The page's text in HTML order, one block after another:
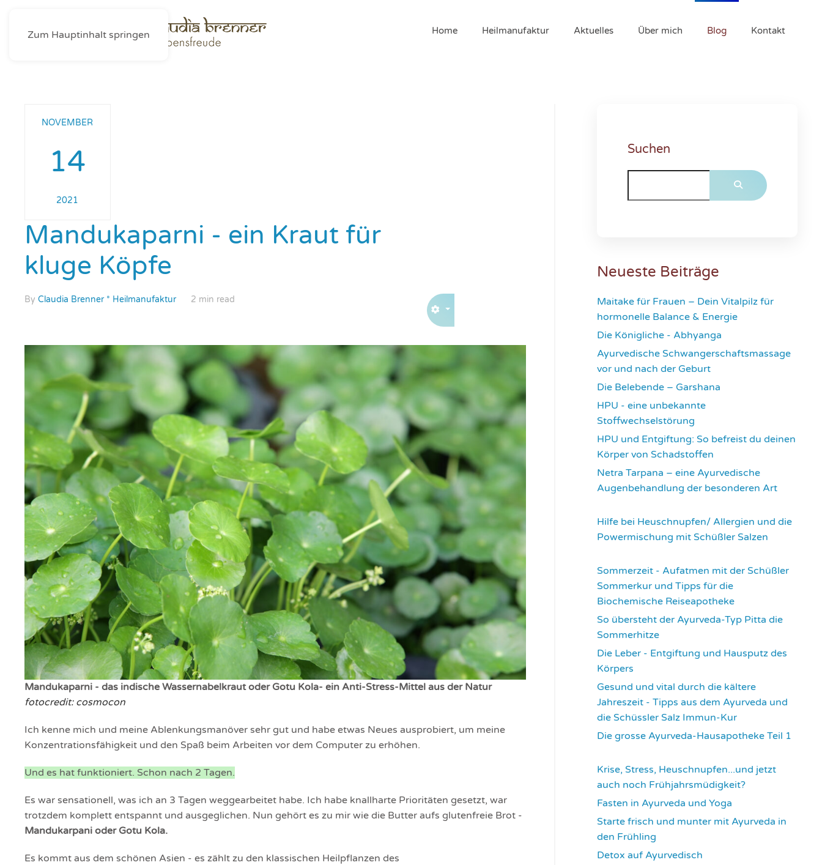
Zum Hauptinhalt springen Home Heilmanufaktur Aktuelles Über mich Blog Kontakt
NOVEMBER
14
2021
Mandukaparni - ein Kraut für
kluge Köpfe
By Claudia Brenner * Heilmanufaktur 2 min read
Mandukaparni - das indische Wassernabelkraut oder Gotu Kola- ein Anti-Stress-Mittel aus der Natur
fotocredit: cosmocon
Ich kenne mich und meine Ablenkungsmanöver sehr gut und habe etwas Neues ausprobiert, um meine
Konzentrationsfähigkeit und den Spaß beim Arbeiten vor dem Computer zu erhöhen.
Und es hat funktioniert. Schon nach 2 Tagen.
Es war sensationell, was ich an 3 Tagen weggearbeitet habe. Ich habe knallharte Prioritäten gesetzt, war
trotzdem komplett entspannt und ausgeglichen. Nun gehört es zu mir wie die Butter aufs glutenfreie Brot -
Mandukarpani oder Gotu Kola.
Es kommt aus dem schönen Asien - es zählt zu den klassischen Heilpflanzen des
Suchen
Neueste Beiträge
Maitake für Frauen – Dein Vitalpilz für
hormonelle Balance & Energie
Die Königliche - Abhyanga
Ayurvedische Schwangerschaftsmassage
vor und nach der Geburt
Die Belebende – Garshana
HPU - eine unbekannte
Stoffwechselstörung
HPU und Entgiftung: So befreist du deinen
Körper von Schadstoffen
Netra Tarpana – eine Ayurvedische
Augenbehandlung der besonderen Art
Hilfe bei Heuschnupfen/ Allergien und die
Powermischung mit Schüßler Salzen
Sommerzeit - Aufatmen mit der Schüßler
Sommerkur und Tipps für die
Biochemische Reiseapotheke
So übersteht der Ayurveda-Typ Pitta die
Sommerhitze
Die Leber - Entgiftung und Hausputz des
Körpers
Gesund und vital durch die kältere
Jahreszeit - Tipps aus dem Ayurveda und
die Schüssler Salz Immun-Kur
Die grosse Ayurveda-Hausapotheke Teil 1
Krise, Stress, Heuschnupfen...und jetzt
auch noch Frühjahrsmüdigkeit?
Fasten in Ayurveda und Yoga
Starte frisch und munter mit Ayurveda in
den Frühling
Detox auf Ayurvedisch